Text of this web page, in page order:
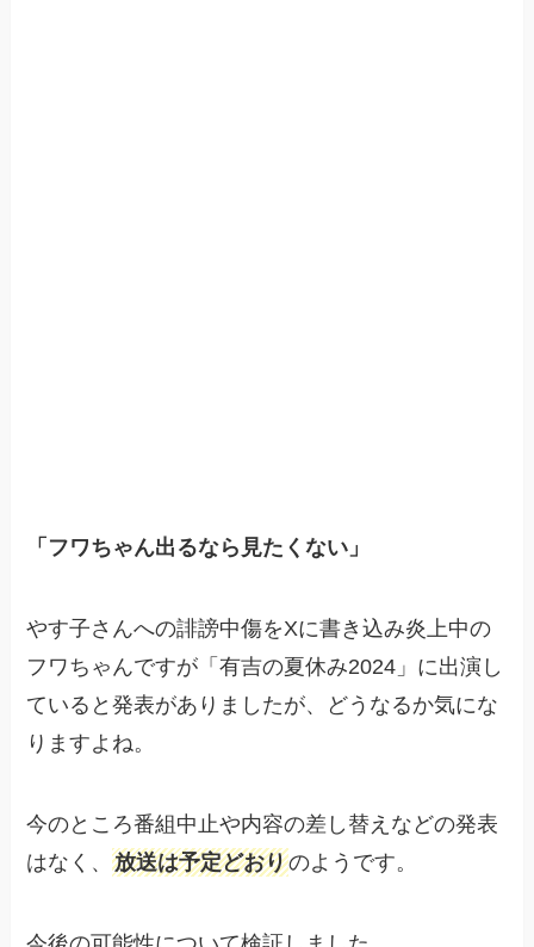
「フワちゃん出るなら見たくない」
やす子さんへの誹謗中傷をXに書き込み炎上中の
フワちゃんですが「有吉の夏休み2024」に出演し
ていると発表がありましたが、どうなるか気にな
りますよね。
今のところ番組中止や内容の差し替えなどの発表
はなく、放送は予定どおりのようです。